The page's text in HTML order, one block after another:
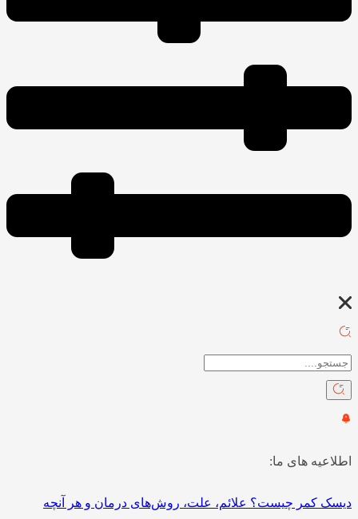
اطلاعیه های ما:
دیسک کمر چیست؟ علائم، علت، روش‌های درمان و هر آنچه